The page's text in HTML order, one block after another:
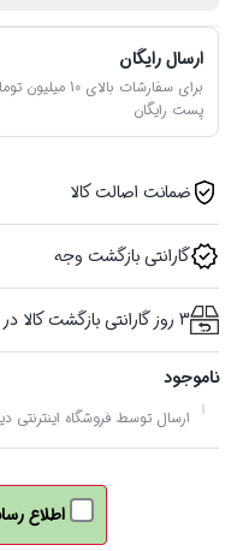
ارسال رایگان
برای سفارشات بالای
پست رایگان
ضمانت اصالت کالا
گارانتی بازگشت وجه
3 روز گارانتی بازگشت کالا در صورت خرابی
ناموجود
ارسال توسط فروشگاه اینترنتی
اطلاع